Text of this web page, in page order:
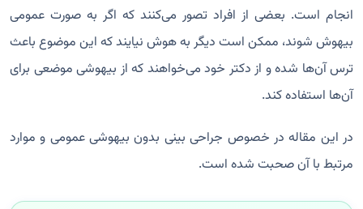
انجام است. بعضی از افراد تصور می‌کنند که اگر به صورت عمومی
بیهوش شوند، ممکن است دیگر به هوش نیایند که این موضوع باعث
ترس آن‌ها شده و از دکتر خود می‌خواهند که از بیهوشی موضعی برای
آن‌ها استفاده کند.
در این مقاله در خصوص جراحی بینی بدون بیهوشی عمومی و موارد
مرتبط با آن صحبت شده است.